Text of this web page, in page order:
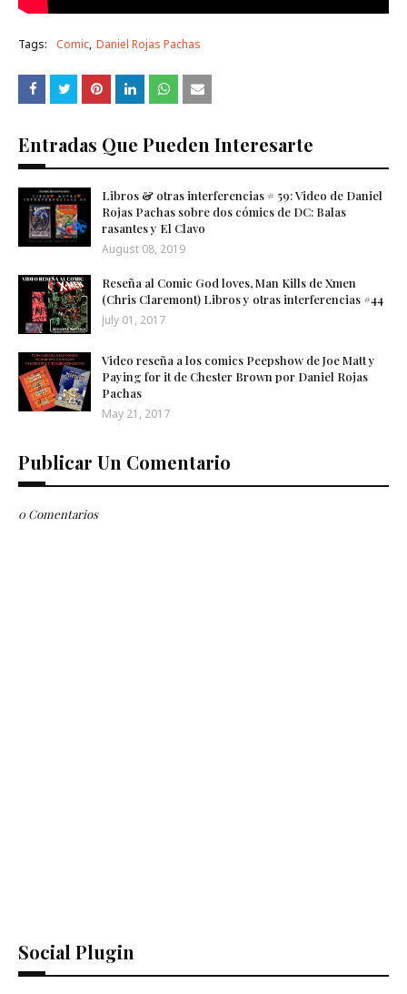
Tags: Comic Daniel Rojas Pachas
Entradas Que Pueden Interesarte
Libros & otras interferencias # 59: Video de Daniel
Rojas Pachas sobre dos cómics de DC: Balas
rasantes y El Clavo
August 08, 2019
Reseña al Comic God loves, Man Kills de Xmen
(Chris Claremont) Libros y otras interferencias #44
July 01, 2017
Video reseña a los comics Peepshow de Joe Matt y
Paying for it de Chester Brown por Daniel Rojas
Pachas
May 21, 2017
Publicar Un Comentario
0 Comentarios
Social Plugin